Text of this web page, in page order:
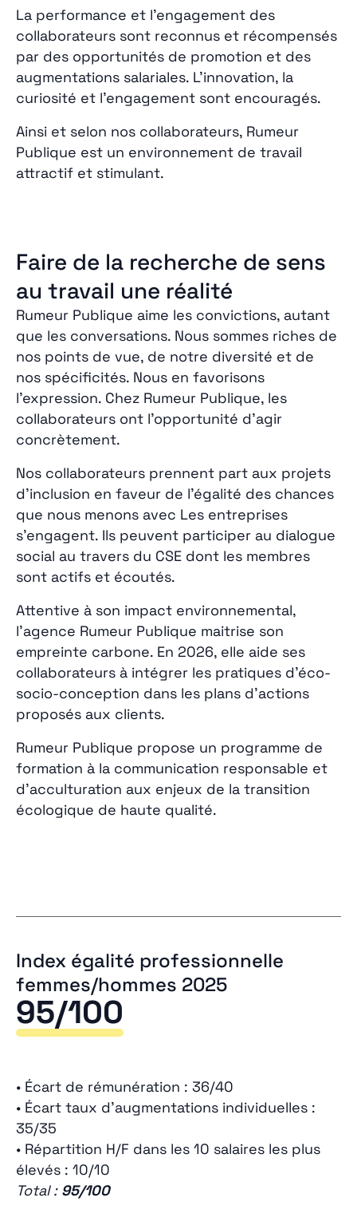
La performance et l’engagement des
collaborateurs sont reconnus et récompensés
par des opportunités de promotion et des
augmentations salariales. L’innovation, la
curiosité et l’engagement sont encouragés.
Ainsi et selon nos collaborateurs, Rumeur
Publique est un environnement de travail
attractif et stimulant.
Faire de la recherche de sens
au travail une réalité
Rumeur Publique aime les convictions, autant
que les conversations. Nous sommes riches de
nos points de vue, de notre diversité et de
nos spécificités. Nous en favorisons
l’expression. Chez Rumeur Publique, les
collaborateurs ont l’opportunité d’agir
concrètement.
Nos collaborateurs prennent part aux projets
d’inclusion en faveur de l’égalité des chances
que nous menons avec Les entreprises
s’engagent. Ils peuvent participer au dialogue
social au travers du CSE dont les membres
sont actifs et écoutés.
Attentive à son impact environnemental,
l’agence Rumeur Publique maitrise son
empreinte carbone. En 2026, elle aide ses
collaborateurs à intégrer les pratiques d’éco-
socio-conception dans les plans d’actions
proposés aux clients.
Rumeur Publique propose un programme de
formation à la communication responsable et
d’acculturation aux enjeux de la transition
écologique de haute qualité.
Index égalité professionnelle
femmes/hommes 2025
95/100
• Écart de rémunération : 36/40
• Écart taux d’augmentations individuelles :
35/35
• Répartition H/F dans les 10 salaires les plus
élevés : 10/10
Total : 95/100